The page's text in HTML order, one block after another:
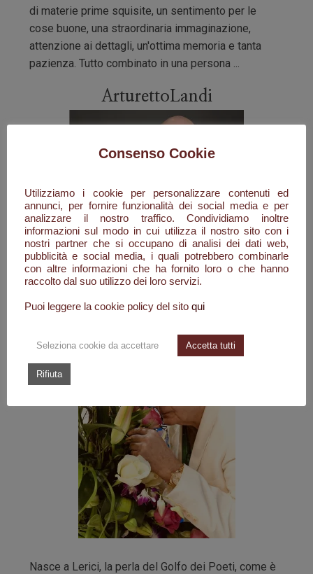
di materie prime squisite, un sentimento per le
cose buone, una straordinaria immaginazione,
attenzione ai dettagli, un'ottima memoria e tanta
pazienza. Tutto combinato in una persona ...
ArturettoLandi
Nasce a Lerici, la perla del Golfo dei Poeti, come è
Consenso Cookie
Utilizziamo i cookie per personalizzare contenuti ed
annunci, per fornire funzionalità dei social media e per
analizzare il nostro traffico. Condividiamo inoltre
informazioni sul modo in cui utilizza il nostro sito con i
nostri partner che si occupano di analisi dei dati web,
pubblicità e social media, i quali potrebbero combinarle
con altre informazioni che ha fornito loro o che hanno
raccolto dal suo utilizzo dei loro servizi.
Puoi leggere la cookie policy del sito qui
Seleziona cookie da accettare Accetta tutti
Rifiuta